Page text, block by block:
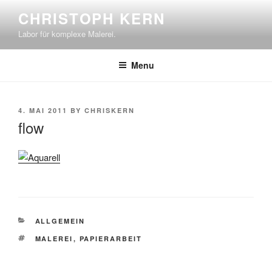
content
CHRISTOPH KERN
Labor für komplexe Malerei.
Menu
POSTED
4. MAI 2011 BY CHRISKERN
flow
CATEGORIES
ALLGEMEIN
TAGS
MALEREI , PAPIERARBEIT